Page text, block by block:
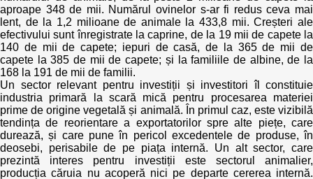
aproape 348 de mii. Numărul ovinelor s-ar fi redus ceva mai
lent, de la 1,2 milioane de animale la 433,8 mii. Creșteri ale
efectivului sunt înregistrate la caprine, de la 19 mii de capete la
140 de mii de capete; iepuri de casă, de la 365 de mii de
capete la 385 de mii de capete; și la familiile de albine, de la
168 la 191 de mii de familii.
Un sector relevant pentru investiții și investitori îl constituie
industria primară la scară mică pentru procesarea materiei
prime de origine vegetală și animală. În primul caz, este vizibilă
tendința de reorientare a exportatorilor spre alte piețe, care
durează, și care pune în pericol excedentele de produse, în
deosebi, perisabile de pe piața internă. Un alt sector, care
prezintă interes pentru investiții este sectorul animalier,
producția căruia nu acoperă nici pe departe cererea internă.